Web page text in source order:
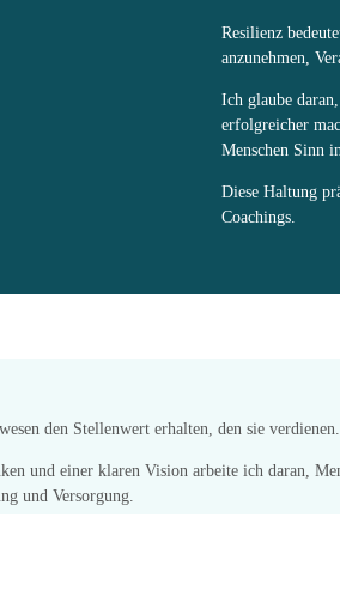
Resilienz
anzunehmen,
Ich glaube
erfolgreicher
Menschen Sinn
Diese Haltung
Coachings.
den Stellenwert erhalten, den sie verdienen.
und einer klaren Vision arbeite ich daran,
und Versorgung.